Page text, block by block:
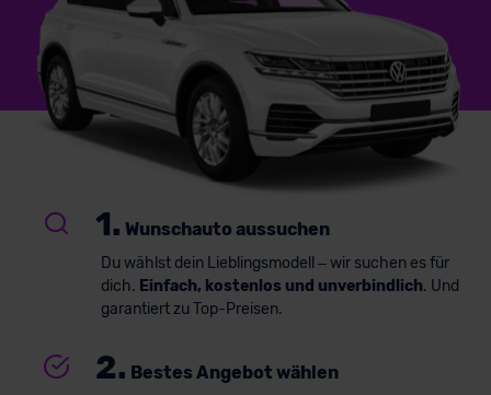
1. Wunschauto aussuchen
Du wählst dein Lieblingsmodell – wir suchen es für
dich. Einfach, kostenlos und unverbindlich. Und
garantiert zu Top-Preisen.
2. Bestes Angebot wählen